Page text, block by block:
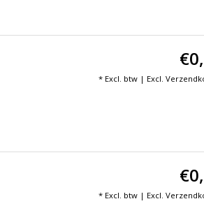
* Excl. btw | Excl.
* Excl. btw | Excl.